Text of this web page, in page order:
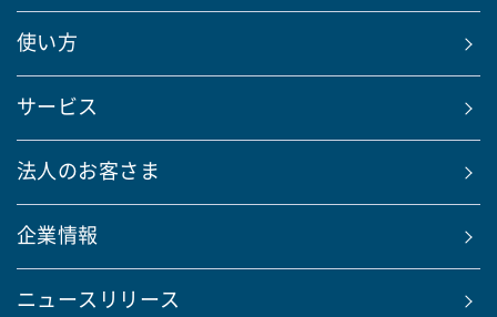
使い方
サービス
法人のお客さま
企業情報
ニュースリリース